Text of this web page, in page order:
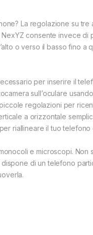
La regolazione su tre
consente invece di
o verso il basso fino a
per inserire il
sull’oculare
regolazioni per
a orizzontale
riallineare il tuo telefono
e microscopi. Non
di un telefono